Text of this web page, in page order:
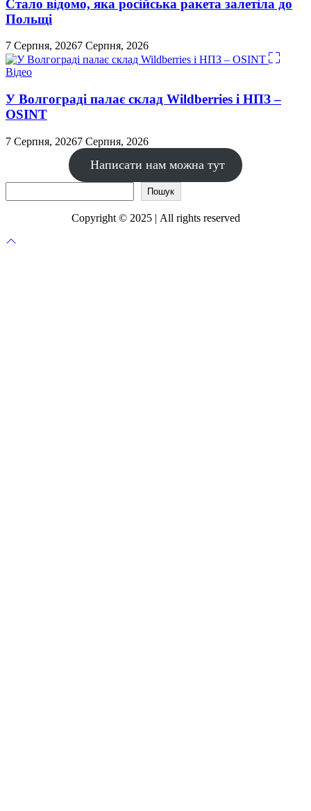
Стало відомо, яка російська ракета залетіла до
Польщі
7 Серпня, 20267 Серпня, 2026
Відео
У Волгограді палає склад Wildberries і НПЗ –
OSINT
7 Серпня, 20267 Серпня, 2026
Написати нам можна тут
Пошук
Copyright © 2025 | All rights reserved
Прокрутка